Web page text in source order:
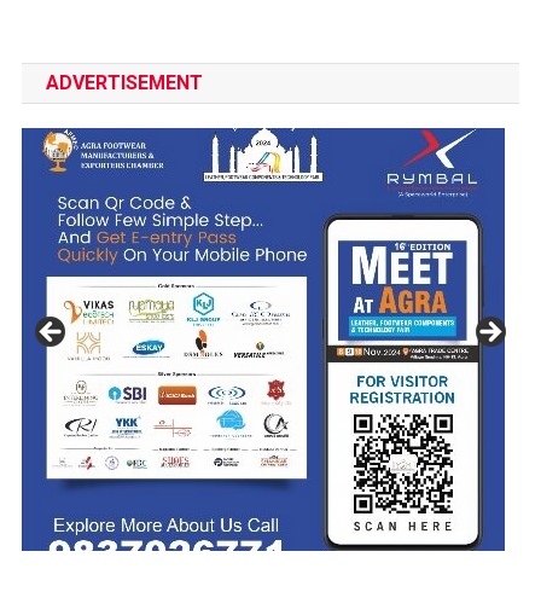
ADVERTISEMENT